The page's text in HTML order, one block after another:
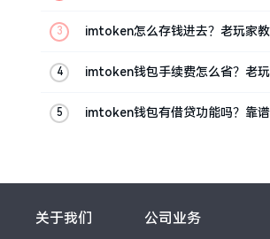
imtoken怎么存钱进去？老玩家
imtoken钱包手续费怎么省？老
imtoken钱包有借贷功能吗？靠
关于我们 公司业务